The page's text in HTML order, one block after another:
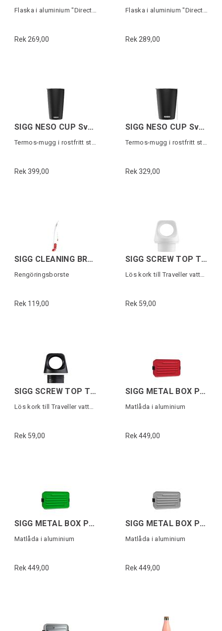
Rek 269,00 Rek 289,00
SIGG NESO CUP Svart 0,4 L
Rek 399,00
SIGG NESO CUP Svart 0,3 L
Rek 329,00
SIGG CLEANING BRUSH
Rengöringsborste
Rek 119,00
SIGG SCREW TOP TRAVELLER Vit
Rek 59,00
SIGG SCREW TOP TRAVELLER Svart
Rek 59,00
SIGG METAL BOX PLUS L Röd
Matlåda i aluminium
Rek 449,00
SIGG METAL BOX PLUS L Grön
Matlåda i aluminium
Rek 449,00
SIGG METAL BOX PLUS L Grå
Matlåda i aluminium
Rek 449,00